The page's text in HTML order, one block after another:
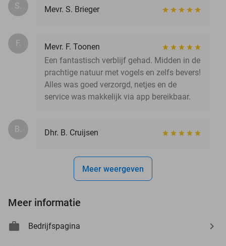
S. Mevr. S. Brieger
F.
Mevr. F. Toonen
Een fantastisch verblijf gehad. Midden in de
prachtige natuur met vogels en zelfs bevers!
Alles was goed verzorgd, netjes en de
service was makkelijk via app bereikbaar.
B. Dhr. B. Cruijsen
Meer weergeven
Meer informatie
Bedrijfspagina